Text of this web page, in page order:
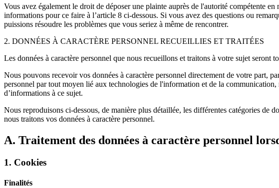
Vous avez également le droit de déposer une plainte auprès de l'autorité compétente
informations pour ce faire à l’article 8 ci-dessous. Si vous avez des questions ou
puissions résoudre les problèmes que vous seriez à même de rencontrer.
2. DONNÉES À CARACTÈRE PERSONNEL RECUEILLIES ET TRAITÉES
Les données à caractère personnel que nous recueillons et traitons à votre sujet seront
Nous pouvons recevoir vos données à caractère personnel directement de votre part,
personnel par tout moyen lié aux technologies de l'information et de la
d’informations à ce sujet.
Nous reproduisons ci-dessous, de manière plus détaillée, les différentes catégories de
nous traitons vos données à caractère personnel.
A. Traitement des données à caractère personnel
1. Cookies
Finalités